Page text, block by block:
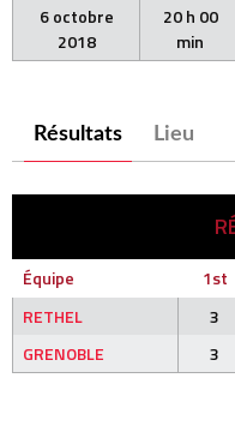
6 octobre
2018
20 h 00
min
Résultats Lieu
Équipe 1st
RETHEL
3
GRENOBLE
3